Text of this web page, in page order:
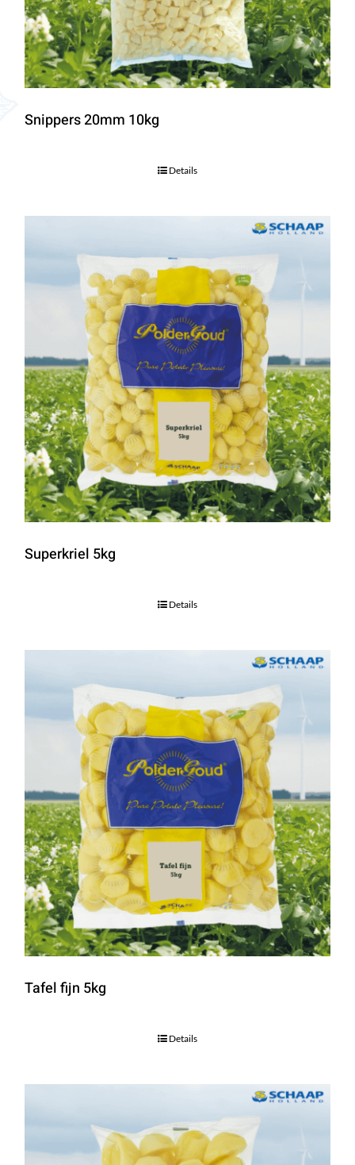
Snippers 20mm 10kg
Details
Superkriel 5kg
Details
Tafel fijn 5kg
Details